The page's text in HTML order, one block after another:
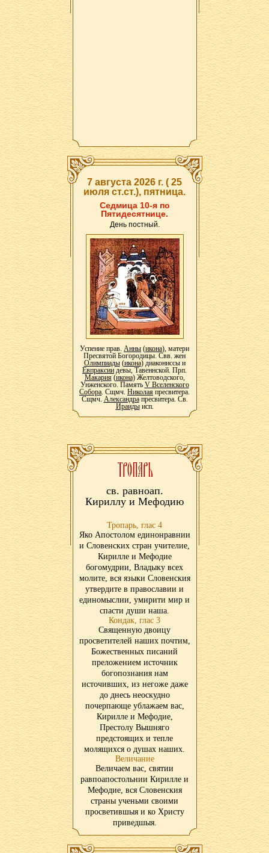
7 августа 2026 г. ( 25
июля ст.ст.), пятница.
Седмица 10-я по
Пятидесятнице.
День постный.
Успение прав. Анны (икона), матери
Пресвятой Богородицы. Свв. жен
Олимпиады(икона) диакониссы и
Евпраксии девы, Тавеннской. Прп.
Макария(икона) Желтоводского,
Унженского. Память V Вселенского
Собора. Сщмч. Николая пресвитера.
Сщмч. Александрапресвитера. Св.
Ираидыисп.
св. равноап.
Кириллу и Мефодию
Тропарь, глас 4
Яко Апостолом единонравнии
и Словенских стран учителие,
Кирилле и Мефодие
богомудрии, Владыку всех
молите, вся языки Словенския
утвердите в православии и
единомыслии, умирити мир и
спасти души наша.
Кондак, глас 3
Священную двоицу
просветителей наших почтим,
Божественных писаний
преложением источник
богопознания нам
источивших, из негоже даже
до днесь неоскудно
почерпающе ублажаем вас,
Кирилле и Мефодие,
Престолу Вышняго
предстоящих и тепле
молящихся о душах наших.
Величание
Величаем вас, святии
равпоапостольнии Кирилле и
Мефодие, вся Словенския
страны ученьми своими
просветившыя и ко Христу
приведшыя.